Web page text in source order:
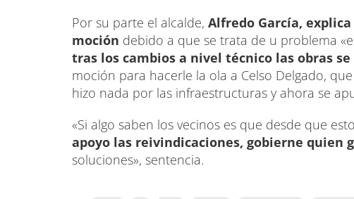
Por su parte el alcalde, Alfredo García,
moción debido a que se trata de u problema
tras los cambios a nivel técnico las obras
moción para hacerle la ola a Celso Delgado,
hizo nada por las infraestructuras y ahora se
«Si algo saben los vecinos es que desde que
apoyo las reivindicaciones, gobierne quien
soluciones», sentencia.